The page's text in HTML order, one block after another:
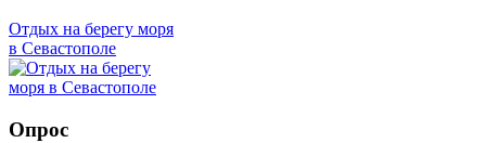
Отдых на берегу моря
в Севастополе
Опрос